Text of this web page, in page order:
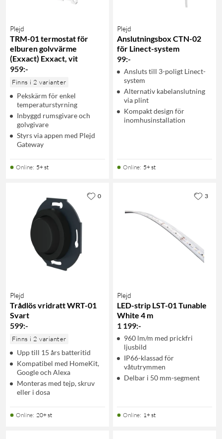
Plejd
TRM-01 termostat för
elburen golvvärme
(Exxact) Exxact, vit
959:-
Finns i 2 varianter
Pekskärm för enkel
temperaturstyrning
Inbyggd rumsgivare och
golvgivare
Styrs via appen med Plejd
Gateway
Online: 5+ st
Plejd
Anslutningsbox CTN-02
för Linect-system
99:-
Ansluts till 3-poligt Linect-
system
Alternativ kabelanslutning
via plint
Kompakt design för
inomhusinstallation
Online: 5+ st
Plejd
Trådlös vridratt WRT-01
Svart
599:-
Finns i 2 varianter
Upp till 15 års batteritid
Kompatibel med HomeKit,
Google och Alexa
Monteras med tejp, skruv
eller i dosa
Online: 20+ st
0
Plejd
LED-strip LST-01 Tunable
White 4 m
1 199:-
960 lm/m med prickfri
ljusbild
IP66-klassad för
våtutrymmen
Delbar i 50 mm-segment
Online: 1+ st
3